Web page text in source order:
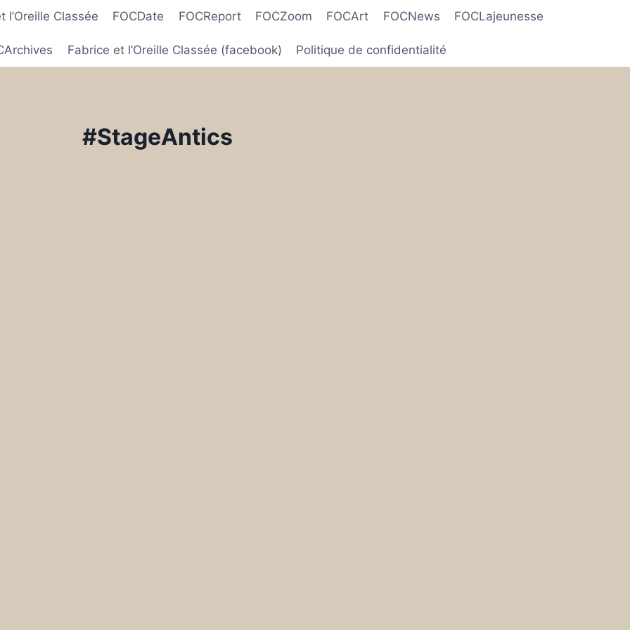
l’Oreille Classée FOCDate FOCReport FOCZoom FOCArt FOCNews FOCLajeunesse
Fabrice et l’Oreille Classée (facebook) Politique de confidentialité
#StageAntics